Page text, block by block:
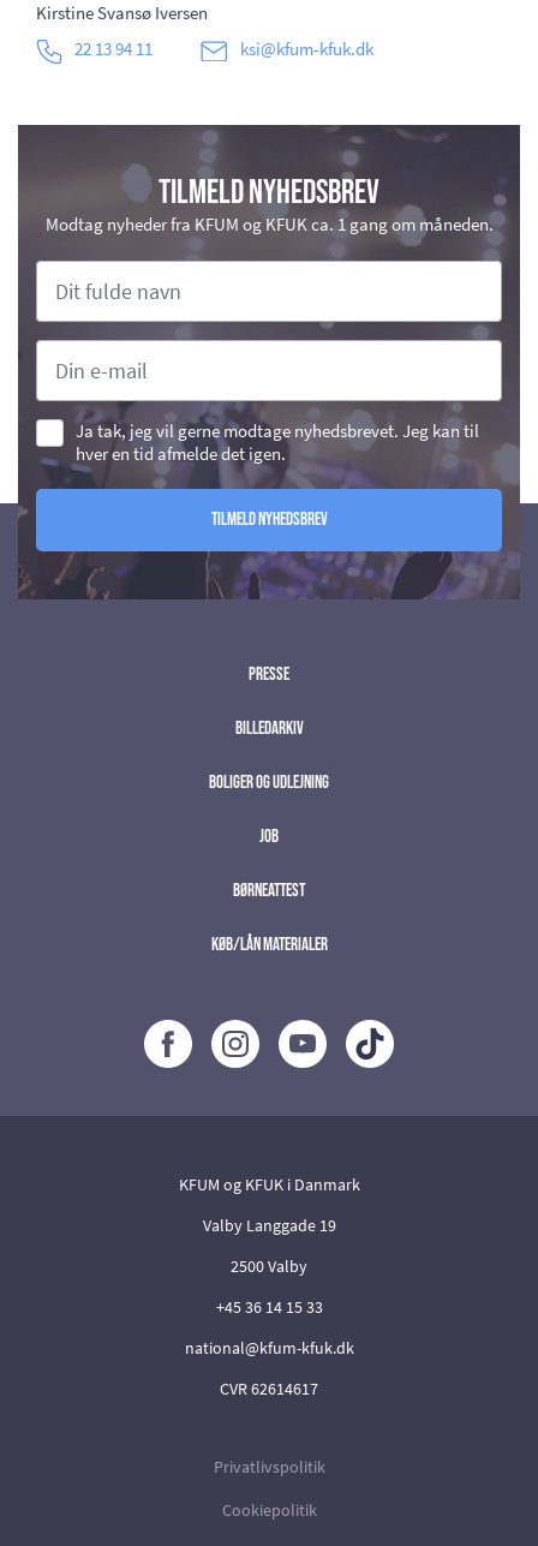
Kirstine Svansø Iversen
22 13 94 11
ksi@kfum-kfuk.dk
Tilmeld nyhedsbrev
Modtag nyheder fra KFUM og KFUK ca. 1 gang om måneden.
Ja tak, jeg vil gerne modtage nyhedsbrevet. Jeg kan til
hver en tid afmelde det igen.
Tilmeld nyhedsbrev
Presse
Billedarkiv
Boliger og udlejning
Job
Børneattest
Køb/lån materialer
KFUM og KFUK i Danmark
Valby Langgade 19
2500 Valby
+45 36 14 15 33
national@kfum-kfuk.dk
CVR 62614617
Privatlivspolitik
Cookiepolitik